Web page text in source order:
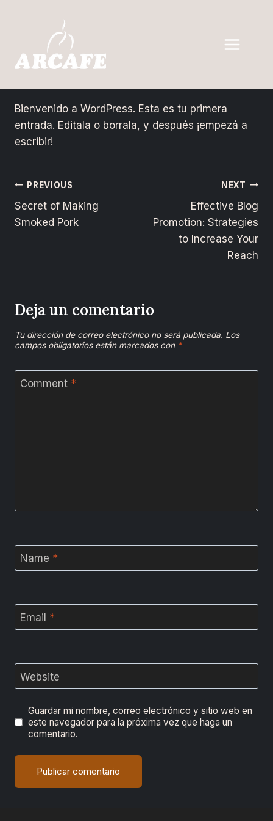
Bienvenido a WordPress. Esta es tu primera
entrada. Editala o borrala, y después ¡empezá a
escribir!
PREVIOUS
Secret of Making
Smoked Pork
NEXT
Effective Blog
Promotion: Strategies
to Increase Your
Reach
Deja un comentario
Tu dirección de correo electrónico no será publicada. Los
campos obligatorios están marcados con *
Comment *
Name *
Email *
Website
Guardar mi nombre, correo electrónico y sitio web en
este navegador para la próxima vez que haga un
comentario.